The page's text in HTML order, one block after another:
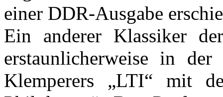
einer DDR-Ausgabe
Ein anderer Klassiker
erstaunlicherweise in
Klemperers „LTI“ mit